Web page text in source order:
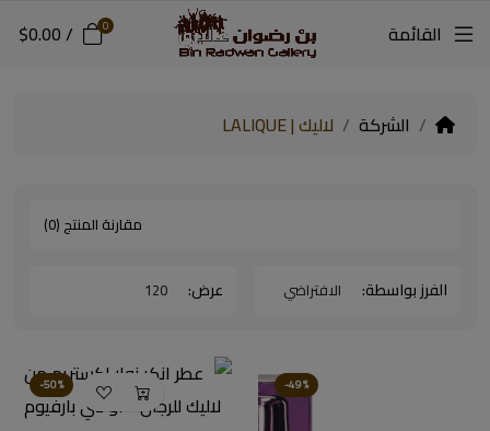
القائمة 0
/
$0.00
الشركة لاليك | LALIQUE
مقارنة المنتج (0)
الفرز بواسطة: عرض:
-49%
-50%